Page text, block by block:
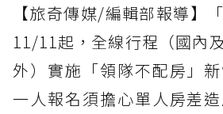
【旅奇傳媒/編輯部報導】
11/11起，全線行程（國內
外）實施「領隊不配房」
一人報名須擔心單人房差